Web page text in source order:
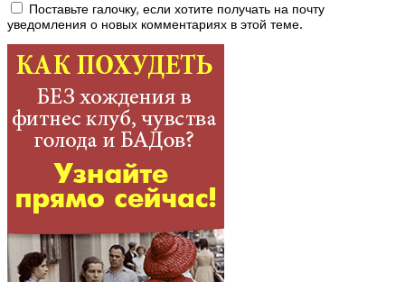
Поставьте галочку, если хотите получать на почту
уведомления о новых комментариях в этой теме.